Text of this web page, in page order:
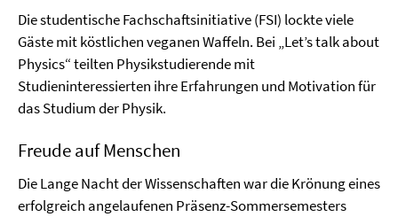
Die studentische Fachschaftsinitiative (FSI) lockte viele
Gäste mit köstlichen veganen Waffeln. Bei „Let’s talk about
Physics“ teilten Physikstudierende mit
Studieninteressierten ihre Erfahrungen und Motivation für
das Studium der Physik.
Freude auf Menschen
Die Lange Nacht der Wissenschaften war die Krönung eines
erfolgreich angelaufenen Präsenz-Sommersemesters